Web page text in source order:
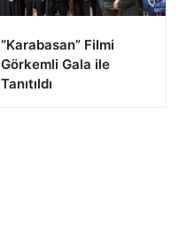
“Karabasan” Filmi
Görkemli Gala ile
Tanıtıldı